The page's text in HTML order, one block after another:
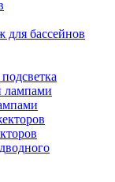
бассейнов
лампами